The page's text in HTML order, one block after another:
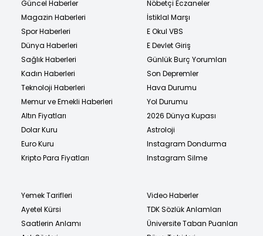
Güncel Haberler
Magazin Haberleri
Spor Haberleri
Dünya Haberleri
Sağlık Haberleri
Kadın Haberleri
Teknoloji Haberleri
Memur ve Emekli Haberleri
Altın Fiyatları
Dolar Kuru
Euro Kuru
Kripto Para Fiyatları
Nöbetçi Eczaneler
İstiklal Marşı
E Okul VBS
E Devlet Giriş
Günlük Burç Yorumları
Son Depremler
Hava Durumu
Yol Durumu
2026 Dünya Kupası
Astroloji
Instagram Dondurma
Instagram Silme
Yemek Tarifleri
Ayetel Kürsi
Saatlerin Anlamı
Video Haberler
TDK Sözlük Anlamları
Üniversite Taban Puanları